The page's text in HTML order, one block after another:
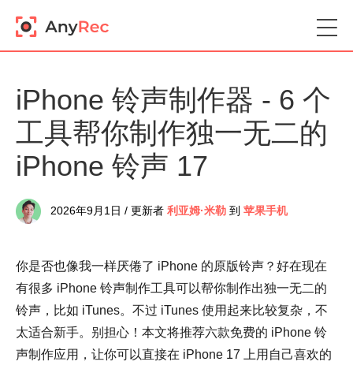
iPhone 铃声制作器 - 6 个
工具帮你制作独一无二的
iPhone 铃声 17
2026年9月1日 / 更新者 利亚姆·米勒 到 苹果手机
你是否也像我一样厌倦了 iPhone 的原版铃声？好在现在
有很多 iPhone 铃声制作工具可以帮你制作出独一无二的
铃声，比如 iTunes。不过 iTunes 使用起来比较复杂，不
太适合新手。别担心！本文将推荐六款免费的 iPhone 铃
声制作应用，让你可以直接在 iPhone 17 上用自己喜欢的